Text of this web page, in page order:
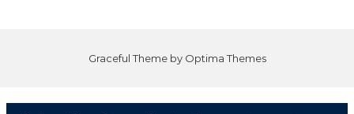
Graceful Theme by Optima Themes